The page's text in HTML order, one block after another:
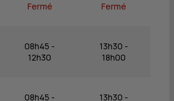
Fermé Fermé
08h45 -
12h30
13h30 -
18h00
08h45 -
13h30 -